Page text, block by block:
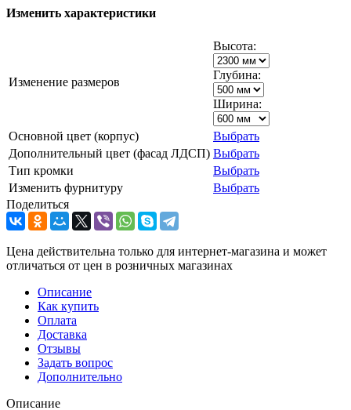
Изменить характеристики
Изменение размеров
Высота:
Глубина:
Ширина:
Основной цвет (корпус)
Выбрать
Дополнительный цвет (фасад ЛДСП) Выбрать
Тип кромки
Выбрать
Изменить фурнитуру
Выбрать
Поделиться
Цена действительна только для интернет-магазина и может
отличаться от цен в розничных магазинах
Описание
Как купить
Оплата
Доставка
Отзывы
Задать вопрос
Дополнительно
Описание